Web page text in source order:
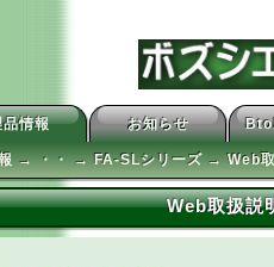
品情報 お知らせ
→ ・・ → FA-SLシリーズ → Web
Web取扱説